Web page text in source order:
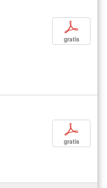
p
gratis
p
gratis